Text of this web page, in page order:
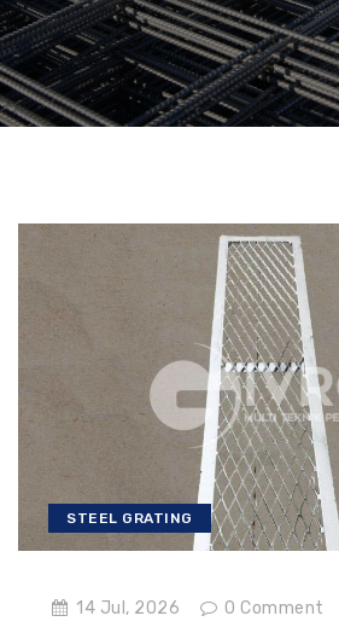
STEEL GRATING
14 Jul, 2026 0 Comment